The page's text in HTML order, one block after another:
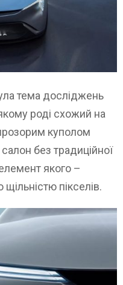
тема досліджень
роді схожий на
куполом
без традиційної
якого –
пікселів.